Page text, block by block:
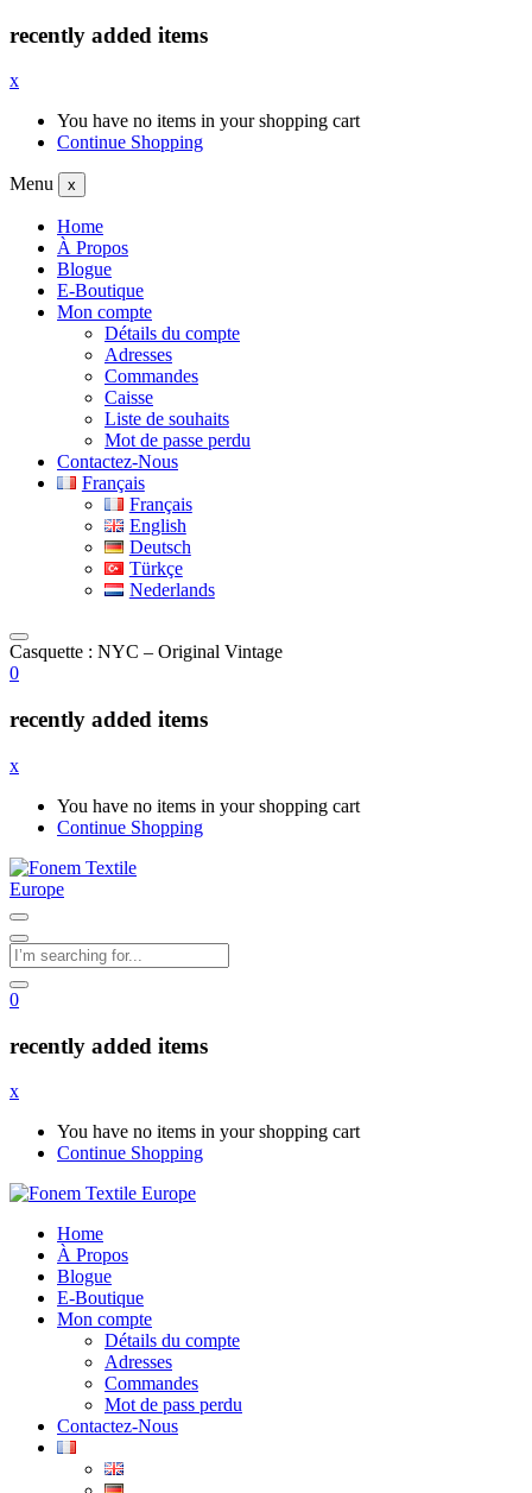
recently added items
x
You have no items in your shopping cart
Continue Shopping
Menu x
Home
À Propos
Blogue
E-Boutique
Mon compte
Détails du compte
Adresses
Commandes
Caisse
Liste de souhaits
Mot de passe perdu
Contactez-Nous
Français
Français
English
Deutsch
Türkçe
Nederlands
Casquette : NYC – Original Vintage
0
recently added items
x
You have no items in your shopping cart
Continue Shopping
0
recently added items
x
You have no items in your shopping cart
Continue Shopping
Home
À Propos
Blogue
E-Boutique
Mon compte
Détails du compte
Adresses
Commandes
Mot de pass perdu
Contactez-Nous